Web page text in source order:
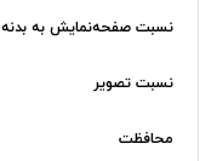
نسبت صفحه‌نمایش به بدنه
نسبت تصویر
محافظت